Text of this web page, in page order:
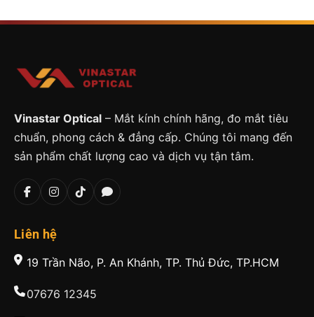
Vinastar Optical – Mắt kính chính hãng, đo mắt tiêu
chuẩn, phong cách & đẳng cấp. Chúng tôi mang đến
sản phẩm chất lượng cao và dịch vụ tận tâm.
Liên hệ
19 Trần Não, P. An Khánh, TP. Thủ Đức, TP.HCM
07676 12345